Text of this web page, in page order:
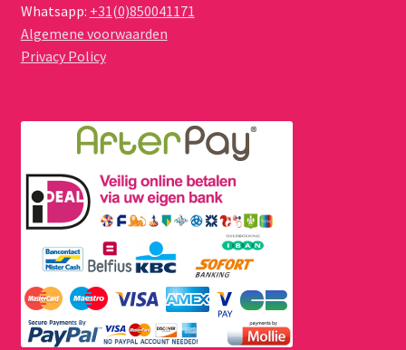
Whatsapp: +31(0)850041171
Algemene voorwaarden
Privacy Policy